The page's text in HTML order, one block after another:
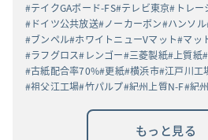
テイクGAボード-FS テレビ東京
トレ
ドイツ公共放送 ノーカーボン ハンソル
ブンペル ホワイトニューVマット マッ
ラフグロス レンゴー 三菱製紙 上質紙
古紙配合率70% 更紙 横浜市 江戸川工
祖父江工場 竹パルプ 紀州上質N-F 紀
もっと見る